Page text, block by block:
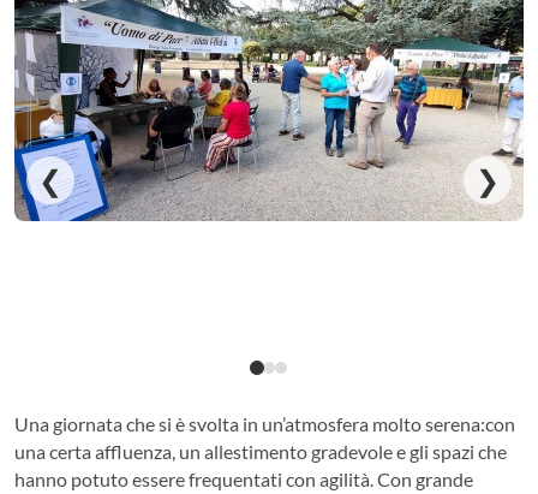
❮ ❯
Una giornata che si è svolta in un’atmosfera molto serena:con
una certa affluenza, un allestimento gradevole e gli spazi che
hanno potuto essere frequentati con agilità. Con grande